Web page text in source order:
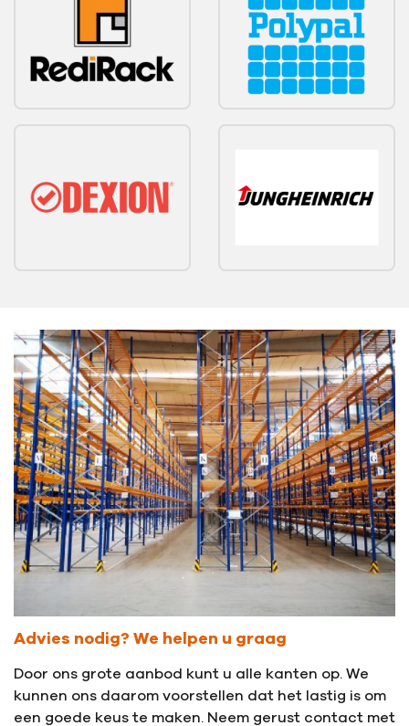
Advies nodig? We helpen u graag
Door ons grote aanbod kunt u alle kanten op. We
kunnen ons daarom voorstellen dat het lastig is om
een goede keus te maken. Neem gerust contact met